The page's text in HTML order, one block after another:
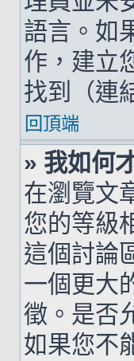
語言。如
作，建立
找到（連
回頂端
» 我如何
在瀏覽文
您的等級
這個討論
一個更大
徵。是否
如果您不